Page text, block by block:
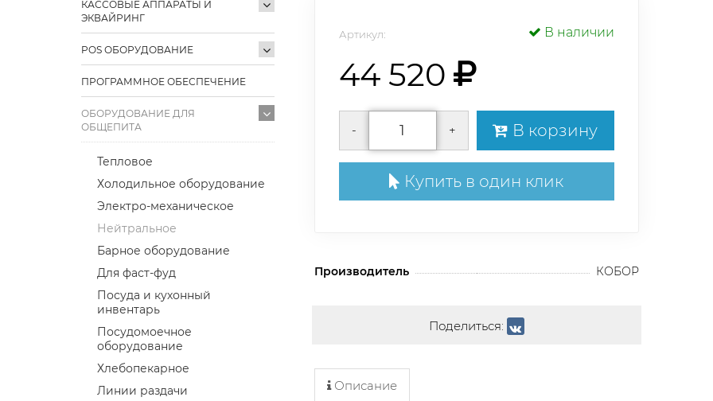
КАССОВЫЕ АППАРАТЫ И
ЭКВАЙРИНГ
POS ОБОРУДОВАНИЕ
ПРОГРАММНОЕ ОБЕСПЕЧЕНИЕ
ОБОРУДОВАНИЕ ДЛЯ
ОБЩЕПИТА
Тепловое
Холодильное оборудование
Электро-механическое
Нейтральное
Барное оборудование
Для фаст-фуд
Посуда и кухонный
инвентарь
Посудомоечное
оборудование
Хлебопекарное
Линии раздачи
Артикул: В наличии
44 520
- + В корзину
Купить в один клик
Производитель КОБОР
Поделиться:
Описание